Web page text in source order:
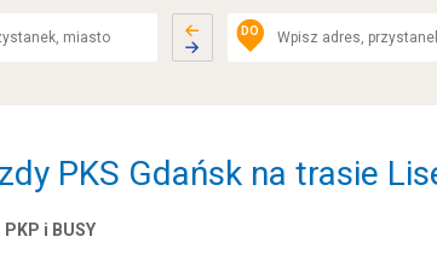
DO
PKS Gdańsk na trasie
i BUSY